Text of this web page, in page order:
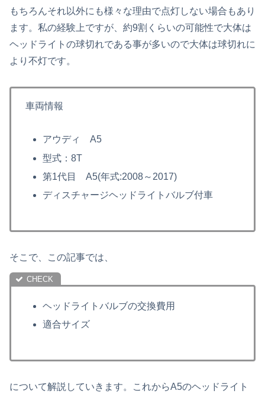
もちろんそれ以外にも様々な理由で点灯しない場合もあり
ます。私の経験上ですが、約9割くらいの可能性で大体は
ヘッドライトの球切れである事が多いので大体は球切れに
より不灯です。
車両情報
アウディ A5
型式：8T
第1代目 A5(年式:2008～2017)
ディスチャージヘッドライトバルブ付車
そこで、この記事では、
ヘッドライトバルブの交換費用
適合サイズ
について解説していきます。これからA5のヘッドライト